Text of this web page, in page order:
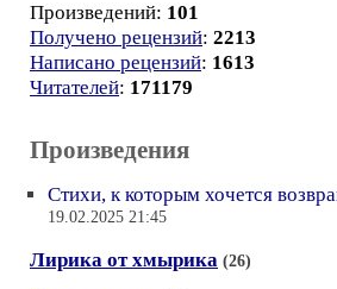
Произведений: 101
Получено рецензий: 2213
Написано рецензий: 1613
Читателей: 171179
Произведения
Стихи, к которым хочется
19.02.2025 21:45
Лирика от хмырика (26)